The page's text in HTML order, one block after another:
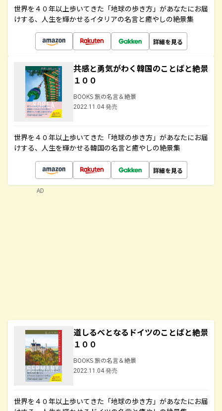
世界を４０年以上歩いてきた「地球の歩き方」があなたにお届
けする、人生を輝かせるイタリアの名言と癒やしの絶景集
詳細を見る
共感と勇気がわく韓国のことばと絶景
１００
BOOKS 旅の名言＆絶景
2022.11.04 発売
世界を４０年以上歩いてきた「地球の歩き方」があなたにお届
けする、人生を輝かせる韓国の名言と癒やしの絶景集
詳細を見る
道しるべとなるドイツのことばと絶景
１００
BOOKS 旅の名言＆絶景
2022.11.04 発売
世界を４０年以上歩いてきた「地球の歩き方」があなたにお届
AD